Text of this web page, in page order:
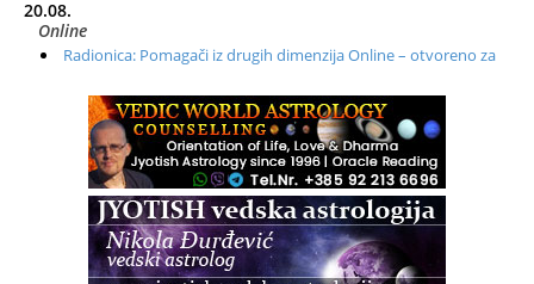
20.08.
Online
Radionica: Pomagači iz drugih dimenzija Online – otvoreno za
Zagreb+Online
Osnovni ThetaHealing® tečaj, Zagreb i Online
Access BARS®, otpusti stres